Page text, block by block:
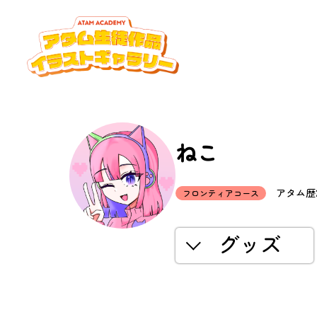
ねこ
フロンティアコース アタム
グッズ